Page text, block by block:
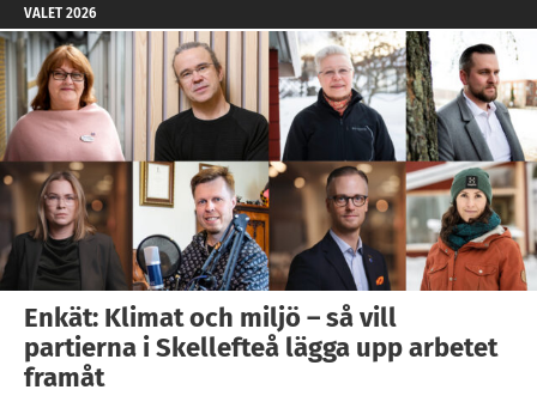
VALET 2026
Enkät: Klimat och miljö – så vill
partierna i Skellefteå lägga upp arbetet
framåt